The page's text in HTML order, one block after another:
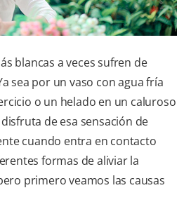
SUSCRIBITE
blancas a veces sufren de
sea por un vaso con agua fría
o un helado en un caluroso
de esa sensación de
cuando entra en contacto
formas de aliviar la
primero veamos las causas